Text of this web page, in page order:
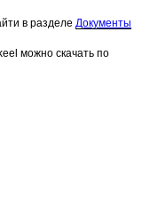
в разделе Документы
можно скачать по